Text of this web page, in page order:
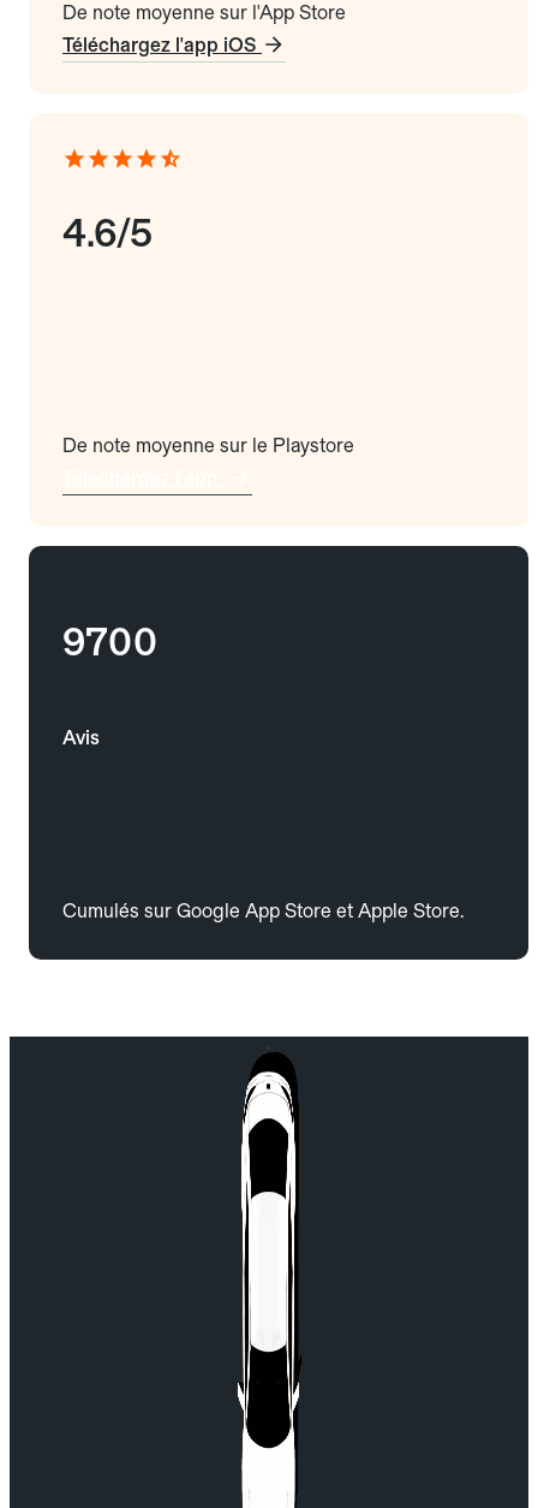
De note moyenne sur l'App Store
Téléchargez l'app iOS
4.6/5
De note moyenne sur le Playstore
9700
Avis
Cumulés sur Google App Store et Apple Store.